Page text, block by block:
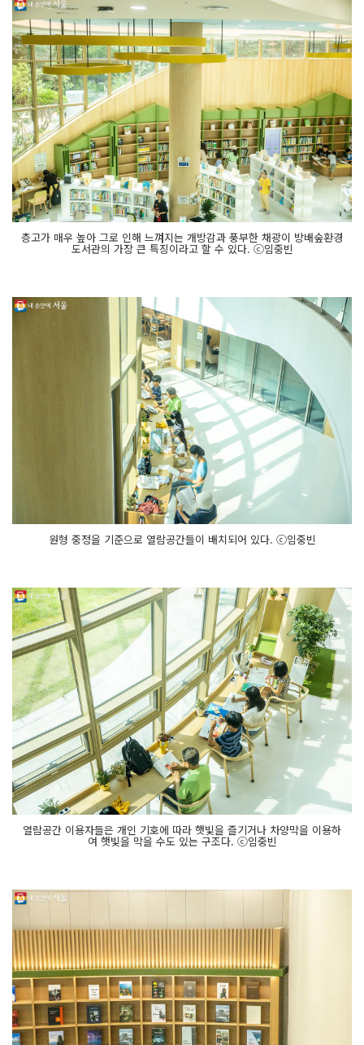
층고가 매우 높아 그로 인해 느껴지는 개방감과 풍부한 채광이 방배숲환경
도서관의 가장 큰 특징이라고 할 수 있다. ⓒ임중빈
원형 중정을 기준으로 열람공간들이 배치되어 있다. ⓒ임중빈
열람공간 이용자들은 개인 기호에 따라 햇빛을 즐기거나 차양막을 이용하
여 햇빛을 막을 수도 있는 구조다. ⓒ임중빈